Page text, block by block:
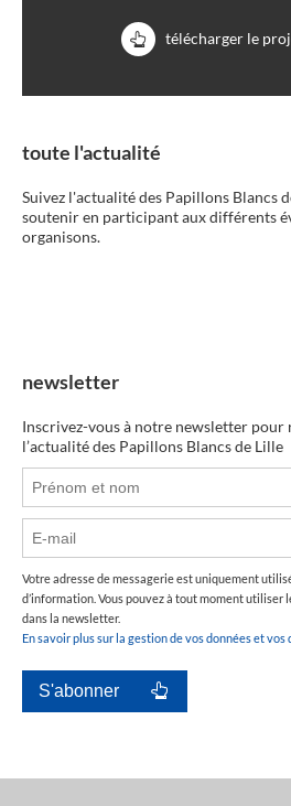
télécharger le
toute l'actualité
Suivez l'actualité des Papillons Blancs
soutenir en participant aux différents
organisons.
newsletter
Inscrivez-vous à notre newsletter pour
l’actualité des Papillons Blancs de Lille
Votre adresse de messagerie est uniquement
d’information. Vous pouvez à tout moment utiliser
dans la newsletter.
En savoir plus sur la gestion de vos données et vos